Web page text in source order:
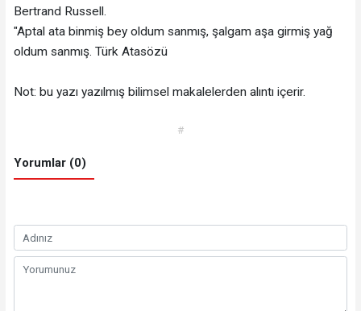
Bertrand Russell.
"Aptal ata binmiş bey oldum sanmış, şalgam aşa girmiş yağ
oldum sanmış. Türk Atasözü
Not: bu yazı yazılmış bilimsel makalelerden alıntı içerir.
#
Yorumlar (0)